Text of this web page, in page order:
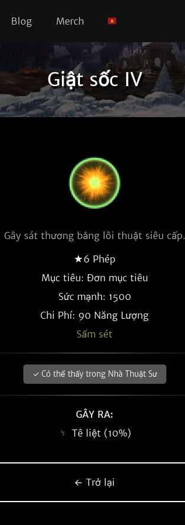
Blog Merch
Giật sốc IV
Gây sát thương bằng lôi thuật siêu cấp.
★6 Phép
Mục tiêu: Đơn mục tiêu
Sức mạnh: 1500
Chi Phí: 90 Năng Lượng
Sấm sét
✓ Có thể thấy trong Nhà Thuật Sư
GÂY RA:
Tê liệt (10%)
← Trở lại